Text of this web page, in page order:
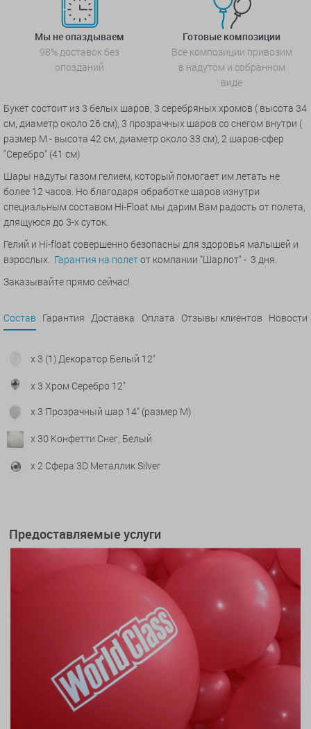
Мы не опаздываем
98% доставок без
опозданий
Готовые композиции
Все композиции привозим
в надутом и собранном
виде
Букет состоит из 3 белых шаров, 3 серебряных хромов ( высота 34
см, диаметр около 26 см), 3 прозрачных шаров со снегом внутри (
размер М - высота 42 см, диаметр около 33 см), 2 шаров-сфер
"Серебро" (41 см)
Шары надуты газом гелием, который помогает им летать не
более 12 часов. Но благодаря обработке шаров изнутри
специальным составом Hi-Float мы дарим Вам радость от полета,
длящуюся до 3-х суток.
Гелий и Hi-float совершенно безопасны для здоровья малышей и
взрослых. Гарантия на полетот компании "Шарлот" - 3 дня.
Заказывайте прямо сейчас!
Состав Гарантия Доставка Оплата Отзывы клиентов Новости
x 3 (1) Декоратор Белый 12"
x 3 Хром Серебро 12"
x 3 Прозрачный шар 14" (размер М)
x 30 Конфетти Снег, Белый
x 2 Сфера 3D Металлик Silver
Предоставляемые услуги